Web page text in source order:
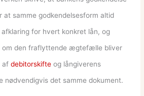
at samme godkendelsesform altid
for hvert konkret lån, og
om den fraflyttende ægtefælle bliver
afdebitorskifte og långiverens
nødvendigvis det samme dokument.